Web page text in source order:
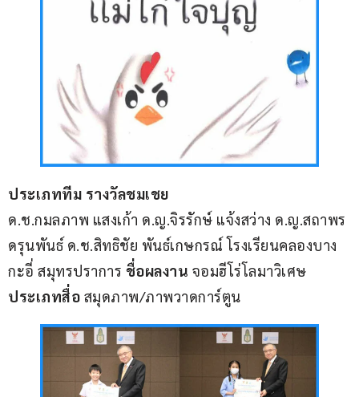
ประเภททีม รางวัลชมเชย
ด.ช.กมลภาพ แสงเก้า ด.ญ.จิรรักษ์ แจ้งสว่าง ด.ญ.สถาพร
ดรุนพันธ์ ด.ช.สิทธิชัย พันธ์เกษกรณ์ โรงเรียนคลองบาง
กะอี่ สมุทรปราการ ชื่อผลงาน จอมฮีโร่โลมาวิเศษ
ประเภทสื่อ สมุดภาพ/ภาพวาดการ์ตูน